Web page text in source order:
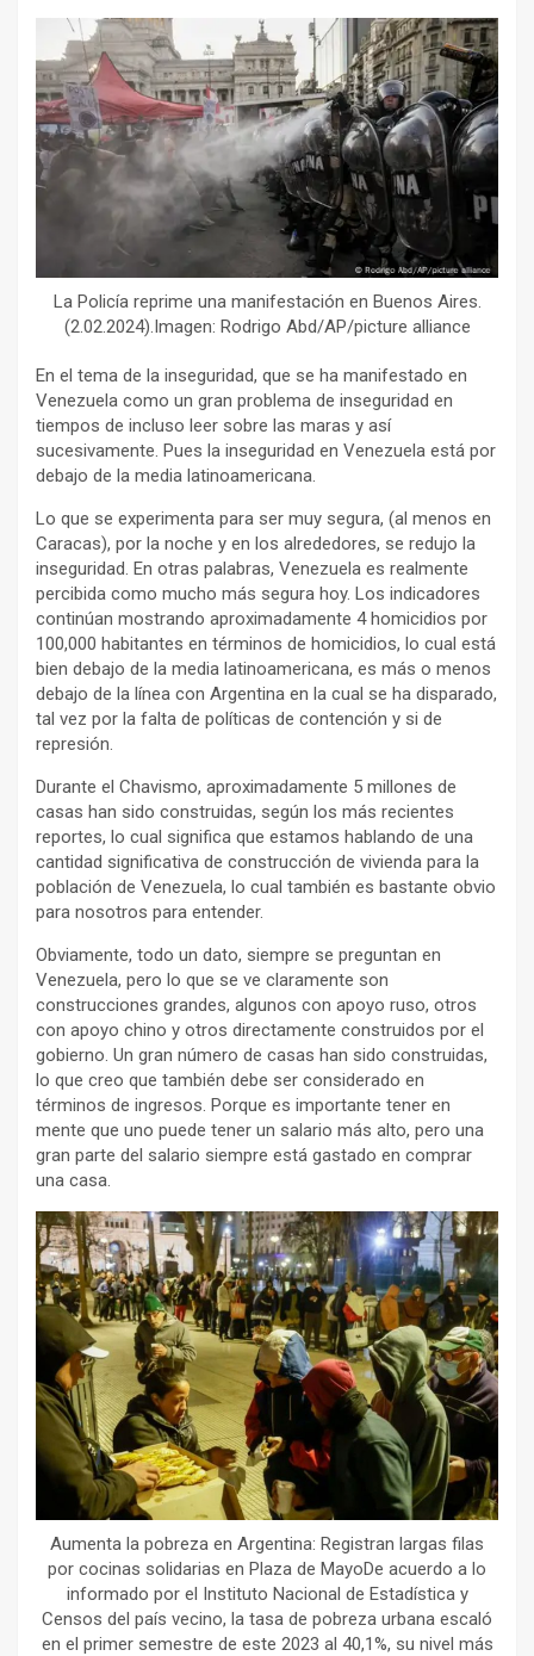
La Policía reprime una manifestación en Buenos Aires.
(2.02.2024).Imagen: Rodrigo Abd/AP/picture alliance
En el tema de la inseguridad, que se ha manifestado en
Venezuela como un gran problema de inseguridad en
tiempos de incluso leer sobre las maras y así
sucesivamente. Pues la inseguridad en Venezuela está por
debajo de la media latinoamericana.
Lo que se experimenta para ser muy segura, (al menos en
Caracas), por la noche y en los alrededores, se redujo la
inseguridad. En otras palabras, Venezuela es realmente
percibida como mucho más segura hoy. Los indicadores
continúan mostrando aproximadamente 4 homicidios por
100,000 habitantes en términos de homicidios, lo cual está
bien debajo de la media latinoamericana, es más o menos
debajo de la línea con Argentina en la cual se ha disparado,
tal vez por la falta de políticas de contención y si de
represión.
Durante el Chavismo, aproximadamente 5 millones de
casas han sido construidas, según los más recientes
reportes, lo cual significa que estamos hablando de una
cantidad significativa de construcción de vivienda para la
población de Venezuela, lo cual también es bastante obvio
para nosotros para entender.
Obviamente, todo un dato, siempre se preguntan en
Venezuela, pero lo que se ve claramente son
construcciones grandes, algunos con apoyo ruso, otros
con apoyo chino y otros directamente construidos por el
gobierno. Un gran número de casas han sido construidas,
lo que creo que también debe ser considerado en
términos de ingresos. Porque es importante tener en
mente que uno puede tener un salario más alto, pero una
gran parte del salario siempre está gastado en comprar
una casa.
Aumenta la pobreza en Argentina: Registran largas filas
por cocinas solidarias en Plaza de MayoDe acuerdo a lo
informado por el Instituto Nacional de Estadística y
Censos del país vecino, la tasa de pobreza urbana escaló
en el primer semestre de este 2023 al 40,1%, su nivel más